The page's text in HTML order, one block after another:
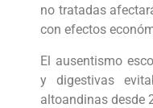
no tratadas
con efectos
El ausentismo
y digestivas
altoandinas desde